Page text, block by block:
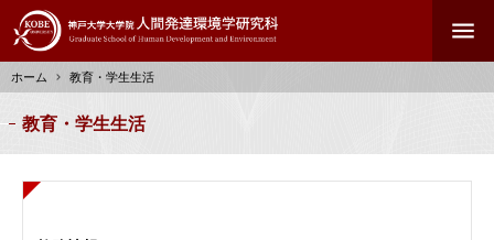
ン
コ
ン
menu
パ
ン
ず
ホーム 教育・学生生活
教育・学生生活